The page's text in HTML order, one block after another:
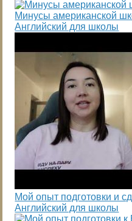
Минусы американской
Английский для школы
Мой опыт подготовки и
Английский для школы